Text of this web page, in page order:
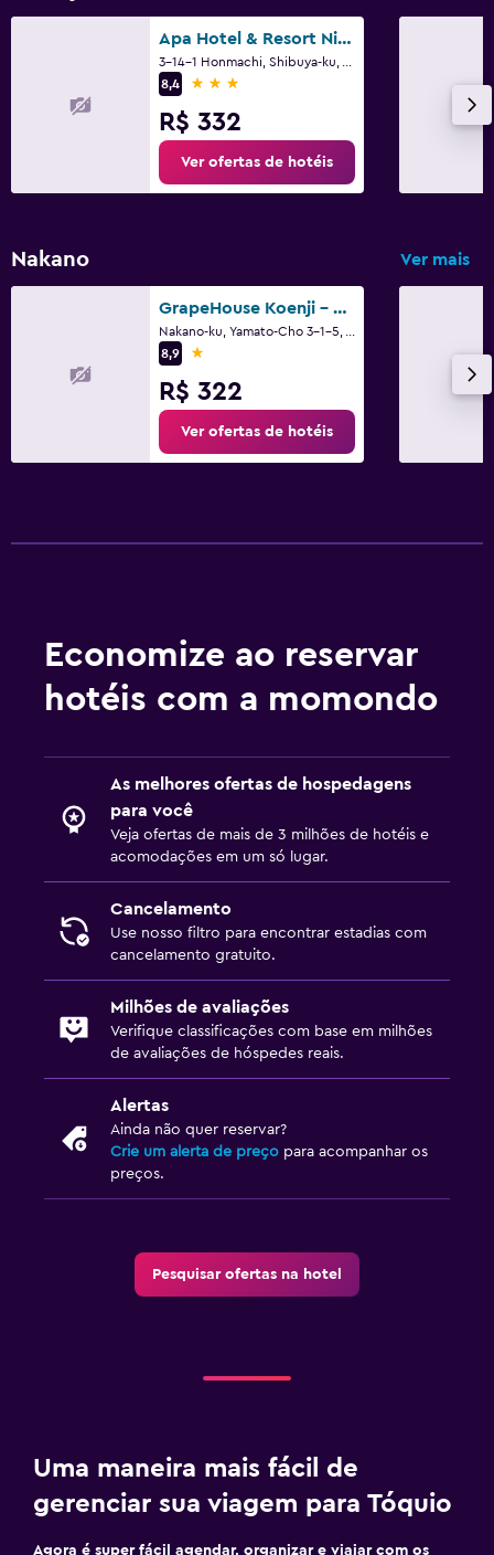
Apa Hotel & Resort Nishishinjuku Gochome Ekimae Tower
8,4
3 estrelas
R$ 332
Ver ofertas de hotéis
Nakano Ver mais
GrapeHouse Koenji - Hostel, - Caters to Women
8,9
1 estrela
R$ 322
Ver ofertas de hotéis
Economize ao reservar
hotéis com a momondo
As melhores ofertas de hospedagens
para você
Veja ofertas de mais de 3 milhões de hotéis e
acomodações em um só lugar.
Cancelamento
Use nosso filtro para encontrar estadias com
cancelamento gratuito.
Milhões de avaliações
Verifique classificações com base em milhões
de avaliações de hóspedes reais.
Alertas
Ainda não quer reservar?
Crie um alerta de preço para acompanhar os
preços.
Pesquisar ofertas na hotel
Uma maneira mais fácil de
gerenciar sua viagem para Tóquio
Agora é super fácil agendar, organizar e viajar com os